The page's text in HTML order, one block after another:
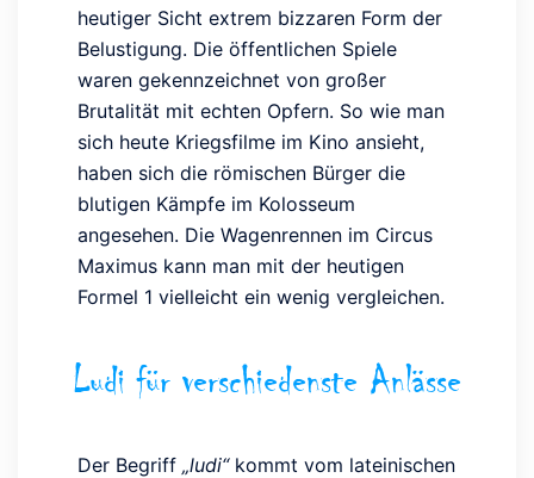
heutiger Sicht extrem bizzaren Form der
Belustigung. Die öffentlichen Spiele
waren gekennzeichnet von großer
Brutalität mit echten Opfern. So wie man
sich heute Kriegsfilme im Kino ansieht,
haben sich die römischen Bürger die
blutigen Kämpfe im Kolosseum
angesehen. Die Wagenrennen im Circus
Maximus kann man mit der heutigen
Formel 1 vielleicht ein wenig vergleichen.
Ludi für verschiedenste Anlässe
Der Begriff „ludi“kommt vom lateinischen